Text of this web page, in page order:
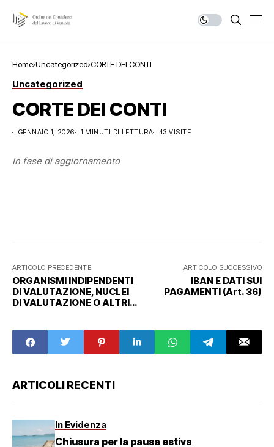
Home Uncategorized CORTE DEI CONTI
Uncategorized
CORTE DEI CONTI
GENNAIO 1, 2026 1 MINUTI DI LETTURA 43 VISITE
In fase di aggiornamento
ARTICOLO PRECEDENTE
ORGANISMI INDIPENDENTI
DI VALUTAZIONE, NUCLEI
DI VALUTAZIONE O ALTRI
ARTICOLO SUCCESSIVO
IBAN E DATI SUI
PAGAMENTI (Art. 36)
ARTICOLI RECENTI
In Evidenza
Chiusura per la pausa estiva